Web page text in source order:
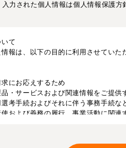
入力された個人情報は個人情報保護
て
報は、以下の目的に利用させていた
にお応えするため
品・サービスおよび関連情報をご提供
選考手続およびそれに伴う事務手続な
使および義務の履行、事業活動に関連
フォームは個人情報保護のため、